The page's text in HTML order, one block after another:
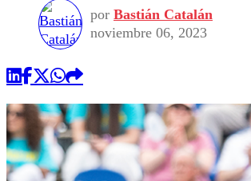
Seleccion Chilena
Torneo Internacional
Economía
Internacional
Publicaciones en medios
Opinión
por Bastián Catalán
noviembre 06, 2023